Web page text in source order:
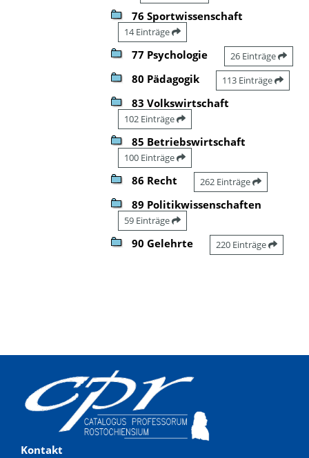
76 Sportwissenschaft
14 Einträge
77 Psychologie 26 Einträge
80 Pädagogik 113 Einträge
83 Volkswirtschaft
102 Einträge
85 Betriebswirtschaft
100 Einträge
86 Recht 262 Einträge
89 Politikwissenschaften
59 Einträge
90 Gelehrte 220 Einträge
Kontakt